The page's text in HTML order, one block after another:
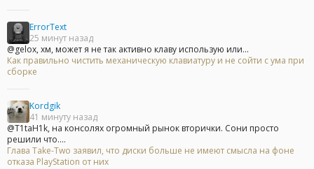
ErrorText
25 минут назад
@gelox, хм, может я не так активно клаву использую или...
Как правильно чистить механическую клавиатуру и не сойти с ума при
сборке
Kordgik
41 минуту назад
@T1taH1k, на консолях огромный рынок вторички. Сони просто
решили что....
Глава Take-Two заявил, что диски больше не имеют смысла на фоне
отказа PlayStation от них